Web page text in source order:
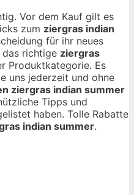
Vor dem Kauf gilt es
zum ziergras indian
für ihr neues
das richtige ziergras
Produktkategorie. Es
uns jederzeit und ohne
ziergras indian summer
Tipps und
haben. Tolle Rabatte
indian summer.